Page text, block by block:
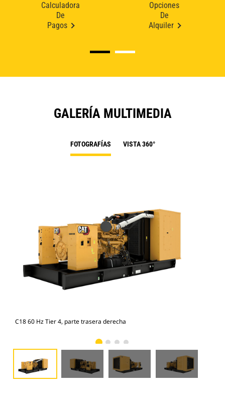
Calculadora
De
Pagos
Opciones
De
Alquiler
GALERÍA MULTIMEDIA
FOTOGRAFÍAS VISTA 360°
C18 60 Hz Tier 4, parte trasera derecha